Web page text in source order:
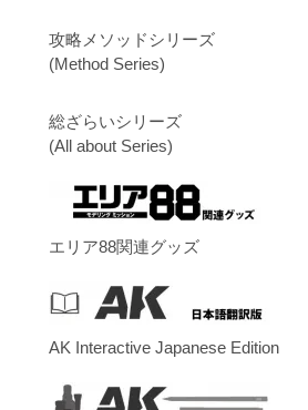
攻略メソッドシリーズ
(Method Series)
総ざらいシリーズ
(All about Series)
エリア88関連グッズ
AK Interactive Japanese Edition